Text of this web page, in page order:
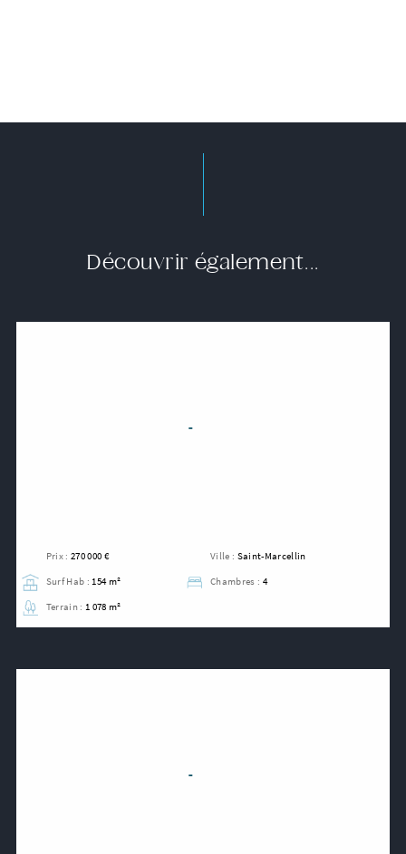
Découvrir également...
Prix : 270 000 € Ville : Saint-Marcellin
Surf Hab : 154 m² Chambres : 4
Terrain : 1 078 m²